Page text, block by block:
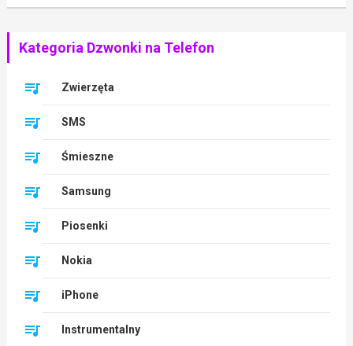
Kategoria Dzwonki na Telefon
Zwierzęta
SMS
Śmieszne
Samsung
Piosenki
Nokia
iPhone
Instrumentalny